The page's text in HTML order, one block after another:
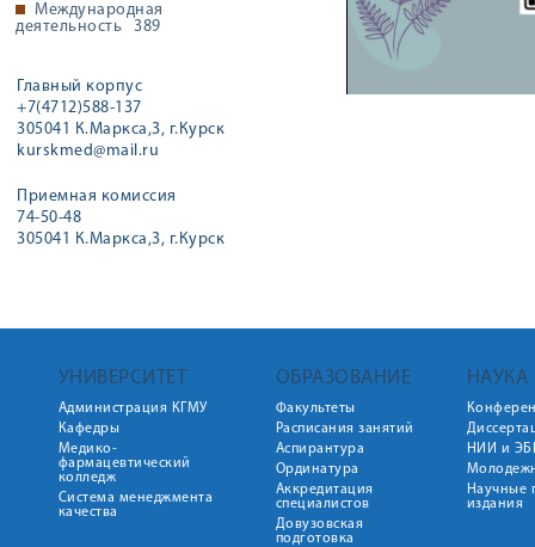
Международная
деятельность
389
Главный корпус
+7(4712)588-137
305041 К.Маркса,3, г.Курск
kurskmed@mail.ru
Приемная комиссия
74-50-48
305041 К.Маркса,3, г.Курск
УНИВЕРСИТЕТ
Администрация КГМУ
Кафедры
Медико-
фармацевтический
колледж
Система менеджмента
качества
ОБРАЗОВАНИЕ
Факультеты
Расписания занятий
Аспирантура
Ординатура
Аккредитация
специалистов
Довузовская
подготовка
НАУКА
НИИ и
Научные
издания